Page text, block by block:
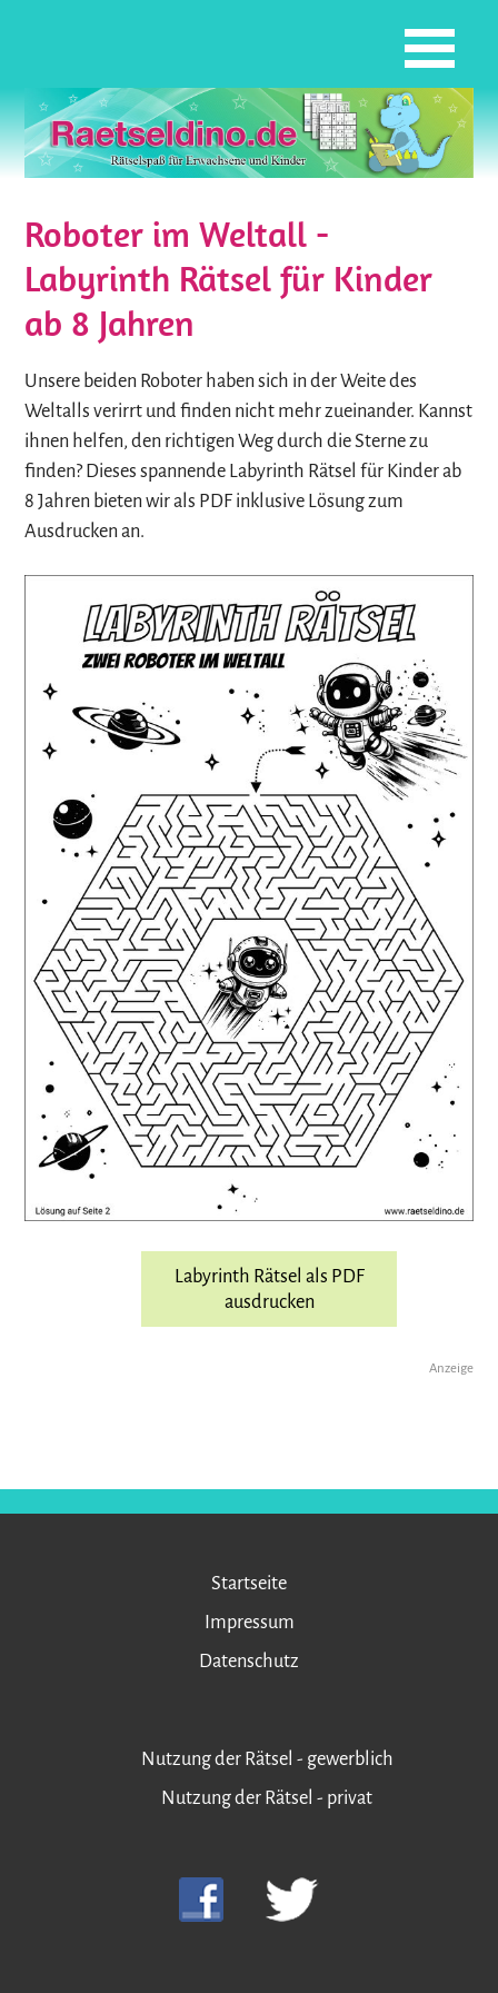
Roboter im Weltall -
Labyrinth Rätsel für Kinder
ab 8 Jahren
Unsere beiden Roboter haben sich in der Weite des
Weltalls verirrt und finden nicht mehr zueinander. Kannst
ihnen helfen, den richtigen Weg durch die Sterne zu
finden? Dieses spannende Labyrinth Rätsel für Kinder ab
8 Jahren bieten wir als PDF inklusive Lösung zum
Ausdrucken an.
Labyrinth Rätsel als PDF
ausdrucken
Anzeige
Startseite
Impressum
Datenschutz
Nutzung der Rätsel - gewerblich
Nutzung der Rätsel - privat